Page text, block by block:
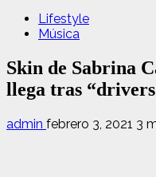
Lifestyle
Música
Skin de Sabrina
llega tras
admin febrero 3, 2021 3